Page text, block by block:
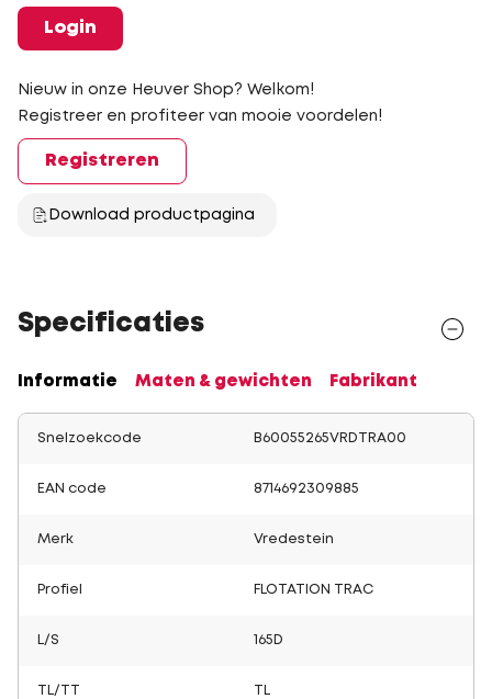
Login
Nieuw in onze Heuver Shop? Welkom!
Registreer en profiteer van mooie voordelen!
Registreren
Download productpagina
Specificaties
Informatie Maten & gewichten Fabrikant
Snelzoekcode B60055265VRDTRA00
EAN code 8714692309885
Merk Vredestein
Profiel FLOTATION TRAC
L/S 165D
TL/TT